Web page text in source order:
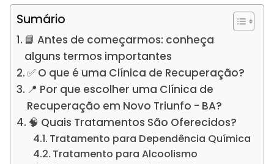
Sumário
📘 Antes de começarmos: conheça
alguns termos importantes
✅ O que é uma Clínica de Recuperação?
📍 Por que escolher uma Clínica de
Recuperação em Novo Triunfo - BA?
🧠 Quais Tratamentos São Oferecidos?
Tratamento para Dependência Química
Tratamento para Alcoolismo